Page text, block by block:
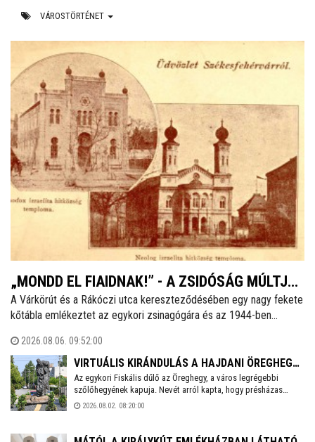
VÁROSTÖRTÉNET
„MONDD EL FIAIDNAK!” - A ZSIDÓSÁG MÚLTJA
SZÉKESFEHÉRVÁRON
A Várkörút és a Rákóczi utca kereszteződésében egy nagy fekete
kőtábla emlékeztet az egykori zsinagógára és az 1944-ben
legtöbben a vészkorszakot és az azt közvetlenül megelőző
éveket idézik fel. Talán azért, mert nem ismerik a korábbi időket,
mint ahogy sokan azt sem tudják: ma is létezik hitközség a
városban.
2026.08.06. 09:52:00
VIRTUÁLIS KIRÁNDULÁS A HAJDANI ÖREGHEGYI
NYARALÓK ÉS PRÉSHÁZAK KÖRNYÉKÉN
Az egykori Fiskális dűlő az Öreghegy, a város legrégebbi
szőlőhegyének kapuja. Nevét arról kapta, hogy présházas
telkeit többnyire városi tisztviselők, hivatalnokok vásárolták
kereszteket és más emlékeket emeltek. A környéket egy
2026.08.02. 08:20:00